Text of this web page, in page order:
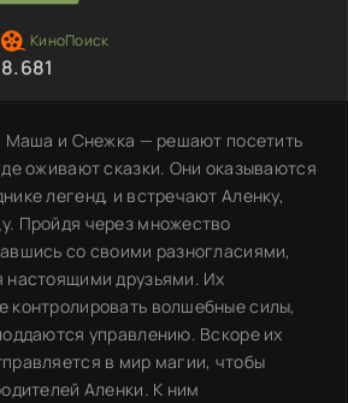
8.681
Маша и Снежка — решают посетить
оживают сказки. Они оказываются
легенд, и встречают Аленку,
Пройдя через множество
со своими разногласиями,
настоящими друзьями. Их
контролировать волшебные силы,
управлению. Вскоре их
в мир магии, чтобы
Аленки. К ним